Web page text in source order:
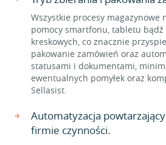
Wszystkie procesy magazynowe
pomocy smartfonu, tabletu bądź
kreskowych, co znacznie
pakowanie zamówień oraz
statusami i dokumentami,
ewentualnych pomyłek oraz
Sellasist.
Automatyzacja
firmie czynności.